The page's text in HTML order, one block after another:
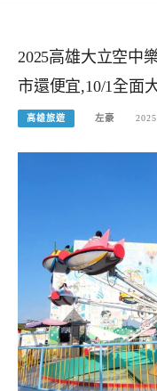
2025高雄大立空中
市還便宜,10/1全面
高雄旅遊 左豪